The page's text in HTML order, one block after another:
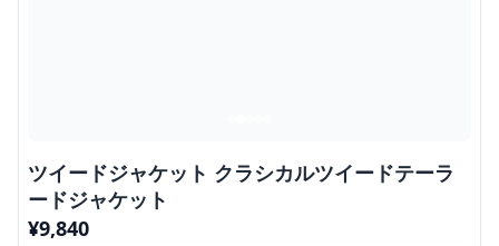
ツイードジャケット クラシカルツイードテーラ
ードジャケット
¥9,840